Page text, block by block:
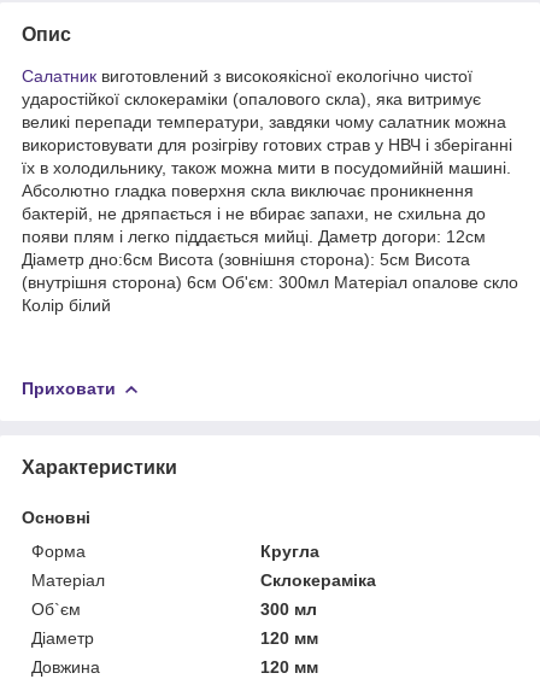
Опис
Салатник виготовлений з високоякісної екологічно чистої
ударостійкої склокераміки (опалового скла), яка витримує
великі перепади температури, завдяки чому салатник можна
використовувати для розігріву готових страв у НВЧ і зберіганні
їх в холодильнику, також можна мити в посудомийній машині.
Абсолютно гладка поверхня скла виключає проникнення
бактерій, не дряпається і не вбирає запахи, не схильна до
появи плям і легко піддається мийці. Даметр догори: 12см
Діаметр дно:6см Висота (зовнішня сторона): 5см Висота
(внутрішня сторона) 6см Об'єм: 300мл Матеріал опалове скло
Колір білий
Приховати
Характеристики
Основні
Форма
Кругла
Матеріал
Склокераміка
Об`єм
300 мл
Діаметр
120 мм
Довжина
120 мм